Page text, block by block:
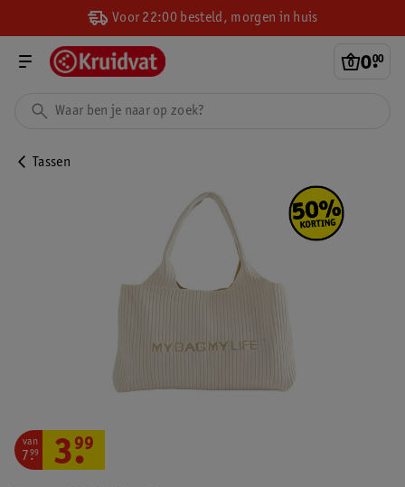
Voor 22:00 besteld, morgen in huis
0.
00
Tassen
van
7.
99 3.
99